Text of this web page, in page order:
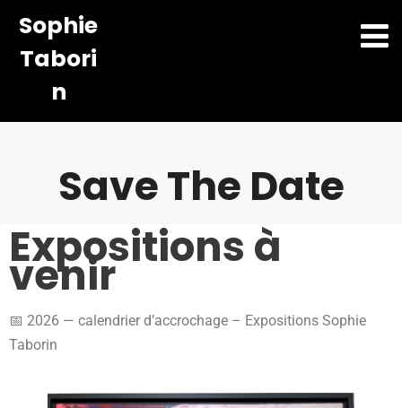
Sophie
Tabori
n
Save The Date
Expositions à
venir
📅 2026 — calendrier d’accrochage – Expositions Sophie
Taborin